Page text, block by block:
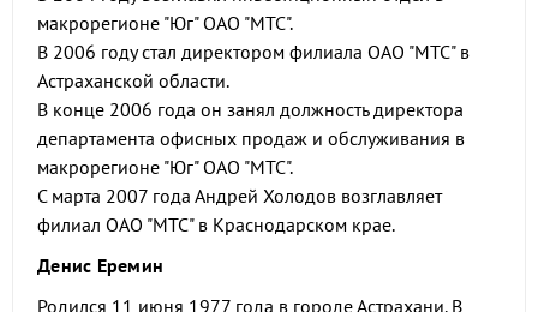
макрорегионе "Юг" ОАО "МТС".
В 2006 году стал директором филиала ОАО "МТС" в
Астраханской области.
В конце 2006 года он занял должность директора
департамента офисных продаж и обслуживания в
макрорегионе "Юг" ОАО "МТС".
С марта 2007 года Андрей Холодов возглавляет
филиал ОАО "МТС" в Краснодарском крае.
Денис Еремин
Родился 11 июня 1977 года в городе Астрахани. В